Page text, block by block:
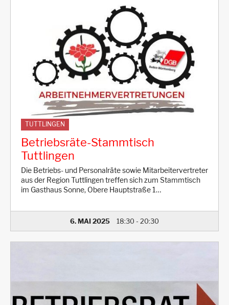
TUTTLINGEN
Betriebsräte-Stammtisch
Tuttlingen
Die Betriebs- und Personalräte sowie Mitarbeitervertreter
aus der Region Tuttlingen treffen sich zum Stammtisch
im Gasthaus Sonne, Obere Hauptstraße 1…
6. MAI 2025 18:30 - 20:30